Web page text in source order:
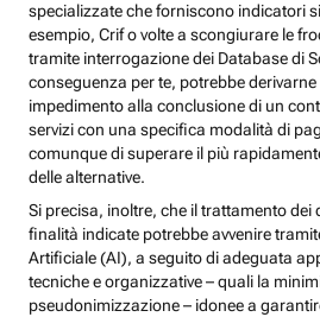
specializzate che forniscono indicatori
esempio, Crif o volte a scongiurare le
tramite interrogazione dei Database di
conseguenza per te, potrebbe
impedimento alla conclusione di un
servizi con una specifica modalità di
comunque di superare il più
delle alternative.
Si precisa, inoltre, che il trattamento dei
finalità indicate potrebbe avvenire
Artificiale (AI), a seguito di adeguata
tecniche e organizzative – quali la
pseudonimizzazione – idonee a